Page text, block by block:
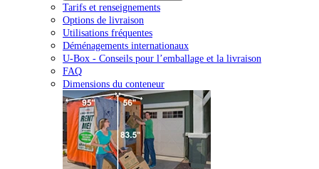
Tarifs et renseignements
Options de livraison
Utilisations fréquentes
Déménagements internationaux
U-Box - Conseils pour l’emballage et la livraison
FAQ
Dimensions du conteneur